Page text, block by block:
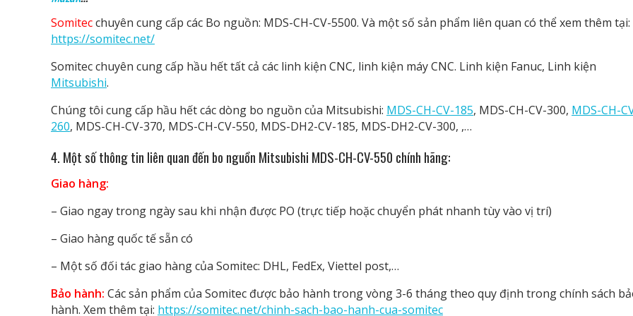
Somitecchuyên cung cấp các Bo nguồn: MDS-CH-CV-5500. Và một số sản phẩm liên quan có thể xem thêm tại:
https://somitec.net/
Somitec chuyên cung cấp hầu hết tất cả các linh kiện CNC, linh kiện máy CNC. Linh kiện Fanuc, Linh kiện
Mitsubishi.
Chúng tôi cung cấp hầu hết các dòng bo nguồn của Mitsubishi: MDS-CH-CV-185, MDS-CH-CV-300, MDS-CH-
260, MDS-CH-CV-370, MDS-CH-CV-550, MDS-DH2-CV-185, MDS-DH2-CV-300, ,…
4. Một số thông tin liên quan đến bo nguồn Mitsubishi MDS-CH-CV-550 chính hãng:
Giao hàng:
– Giao ngay trong ngày sau khi nhận được PO (trực tiếp hoặc chuyển phát nhanh tùy vào vị trí)
– Giao hàng quốc tế sẵn có
– Một số đối tác giao hàng của Somitec: DHL, FedEx, Viettel post,…
Bảo hành: Các sản phẩm của Somitec được bảo hành trong vòng 3-6 tháng theo quy định trong chính sách
hành. Xem thêm tại: https://somitec.net/chinh-sach-bao-hanh-cua-somitec